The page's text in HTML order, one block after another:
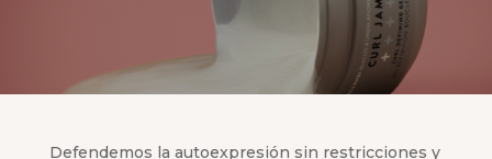
Defendemos la autoexpresión sin restricciones y